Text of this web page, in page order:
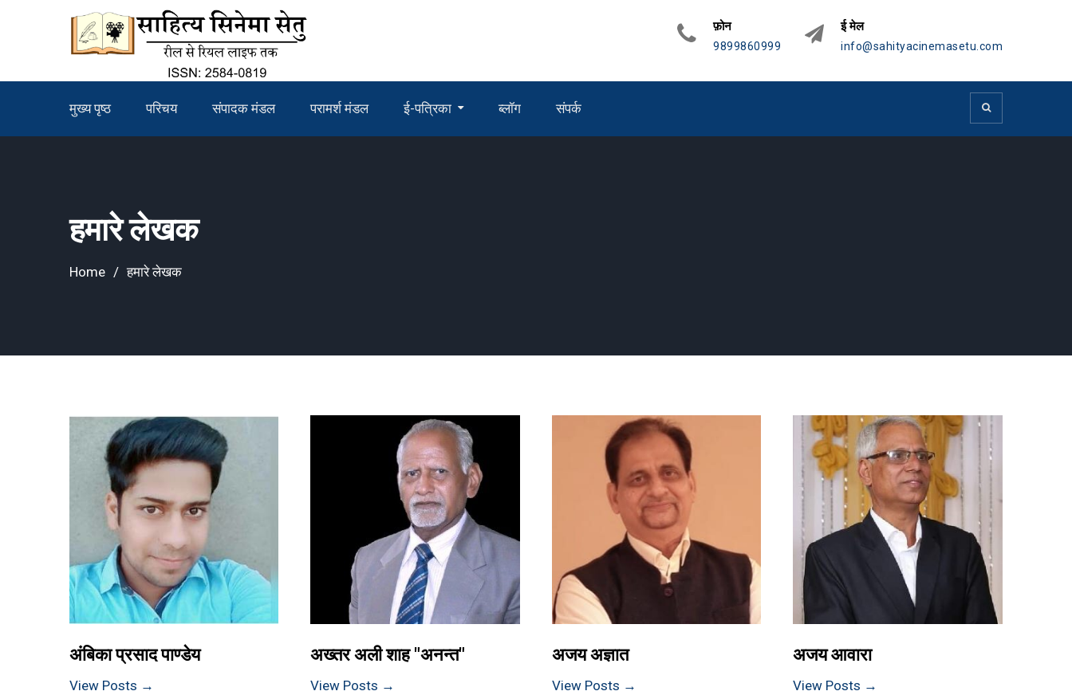
फ़ोन
9899860999
ई मेल
info@sahityacinemasetu.com
मुख्य पृष्ठ परिचय संपादक मंडल परामर्श मंडल ई-पत्रिका ब्लॉग संपर्क
हमारे लेखक
Home हमारे लेखक
अंबिका प्रसाद पाण्डेय
View Posts →
अख्तर अली शाह "अनन्त"
View Posts →
अजय अज्ञात
View Posts →
अजय आवारा
View Posts →